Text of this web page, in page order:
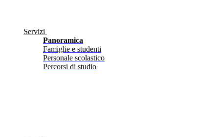
Servizi
Panoramica
Famiglie e studenti
Personale scolastico
Percorsi di studio